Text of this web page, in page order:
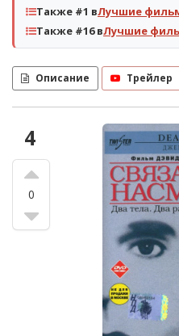
Также #1 вЛучшие
Также #16 вЛучшие
Описание Трейлер
4
0